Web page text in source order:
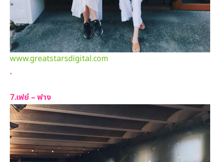
www.greatstarsdigital.com
.
7.เฟย์ – ฟาง